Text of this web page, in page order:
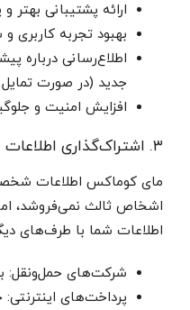
ارائه پشتیبانی
بهبود تجربه
اطلاع‌رسانی درباره
جدید (در صورت تمایل
افزایش امنیت و
۳. اشتراک‌گذاری اطلاعات
مای کوماکس اطلاعات
اشخاص ثالث نمی‌فروشد،
اطلاعات شما با طرف‌های
شرکت‌های حمل‌ونقل:
پرداخت‌های